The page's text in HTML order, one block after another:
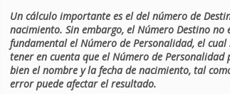
Un cálculo importante es el del número de
nacimiento. Sin embargo, el Número Destino
fundamental el Número de Personalidad, el
tener en cuenta que el Número de
bien el nombre y la fecha de nacimiento, tal
error puede afectar el resultado.